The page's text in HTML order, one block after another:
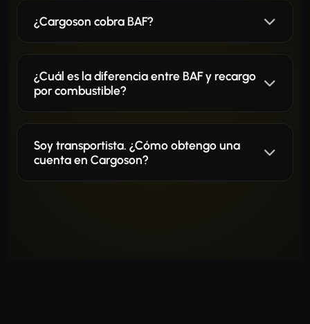
¿Cargoson cobra BAF?
¿Cuál es la diferencia entre BAF y recargo
por combustible?
Soy transportista. ¿Cómo obtengo una
cuenta en Cargoson?